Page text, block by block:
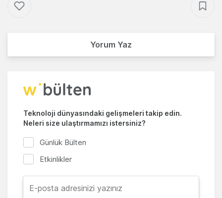
Yorum Yaz
Teknoloji dünyasındaki gelişmeleri takip edin.
Neleri size ulaştırmamızı istersiniz?
Günlük Bülten
Etkinlikler